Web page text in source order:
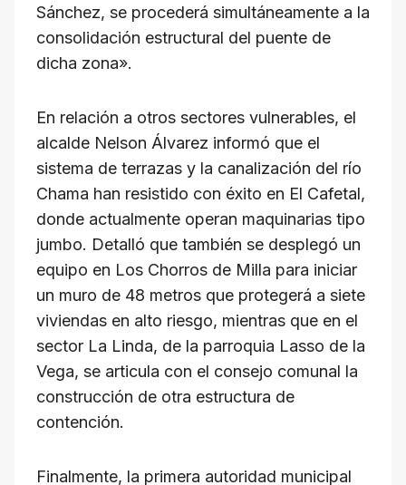
Sánchez, se procederá simultáneamente a la
consolidación estructural del puente de
dicha zona».
En relación a otros sectores vulnerables, el
alcalde Nelson Álvarez informó que el
sistema de terrazas y la canalización del río
Chama han resistido con éxito en El Cafetal,
donde actualmente operan maquinarias tipo
jumbo. Detalló que también se desplegó un
equipo en Los Chorros de Milla para iniciar
un muro de 48 metros que protegerá a siete
viviendas en alto riesgo, mientras que en el
sector La Linda, de la parroquia Lasso de la
Vega, se articula con el consejo comunal la
construcción de otra estructura de
contención.
Finalmente, la primera autoridad municipal